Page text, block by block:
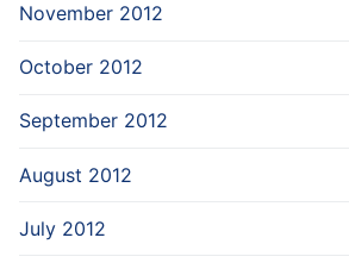
November 2012
October 2012
September 2012
August 2012
July 2012